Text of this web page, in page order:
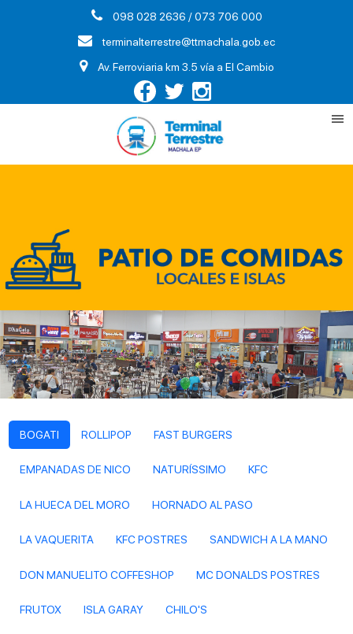
098 028 2636 / 073 706 000
terminalterrestre@ttmachala.gob.ec
Av. Ferroviaria km 3.5 vía a El Cambio
BOGATI ROLLIPOP FAST BURGERS
EMPANADAS DE NICO NATURÍSSIMO KFC
LA HUECA DEL MORO HORNADO AL PASO
LA VAQUERITA KFC POSTRES SANDWICH A LA MANO
DON MANUELITO COFFESHOP MC DONALDS POSTRES
FRUTOX ISLA GARAY CHILO'S